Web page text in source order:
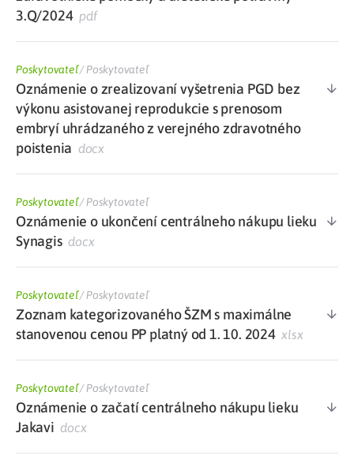
3.Q/2024pdf
Poskytovateľ/Poskytovateľ
Oznámenie o zrealizovaní vyšetrenia PGD bez
výkonu asistovanej reprodukcie s prenosom
embryí uhrádzaného z verejného zdravotného
poistenia docx
Poskytovateľ/Poskytovateľ
Oznámenie o ukončení centrálneho nákupu lieku
Synagisdocx
Poskytovateľ/Poskytovateľ
Zoznam kategorizovaného ŠZM s maximálne
stanovenou cenou PP platný od 1. 10. 2024xlsx
Poskytovateľ/Poskytovateľ
Oznámenie o začatí centrálneho nákupu lieku
Jakavi docx